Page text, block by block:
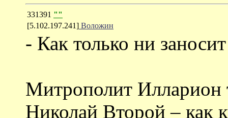
331391 ""
[5.102.197.241] Воложин
- Как только ни
Митрополит Илларион
Николай Второй – как